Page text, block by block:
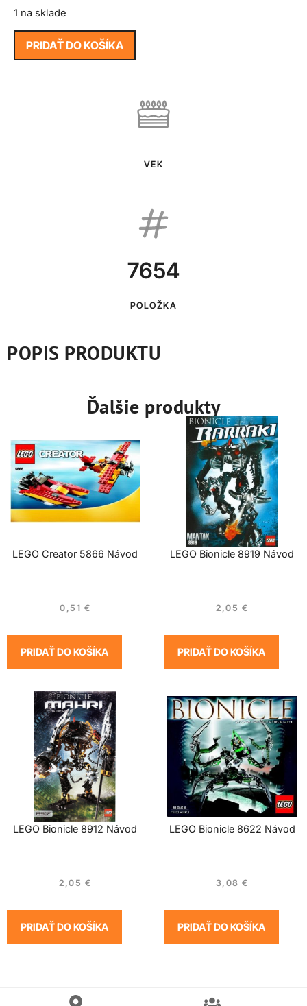
1 na sklade
PRIDAŤ DO KOŠÍKA
VEK
7654
POLOŽKA
POPIS PRODUKTU
Ďalšie produkty
LEGO Creator 5866 Návod
0,51 €
PRIDAŤ DO KOŠÍKA
LEGO Bionicle 8919 Návod
2,05 €
PRIDAŤ DO KOŠÍKA
LEGO Bionicle 8912 Návod
2,05 €
PRIDAŤ DO KOŠÍKA
LEGO Bionicle 8622 Návod
3,08 €
PRIDAŤ DO KOŠÍKA